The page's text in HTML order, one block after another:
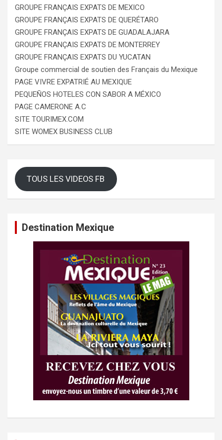
GROUPE FRANÇAIS EXPATS DE MEXICO
GROUPE FRANÇAIS EXPATS DE QUERÉTARO
GROUPE FRANÇAIS EXPATS DE GUADALAJARA
GROUPE FRANÇAIS EXPATS DE MONTERREY
GROUPE FRANÇAIS EXPATS DU YUCATAN
Groupe commercial de soutien des Français du Mexique
PAGE VIVRE EXPATRIÉ AU MEXIQUE
PEQUEÑOS HOTELES CON SABOR A MÉXICO
PAGE CAMERONE A.C
SITE TOURIMEX.COM
SITE WOMEX BUSINESS CLUB
TOUS LES VIDEOS FB
Destination Mexique